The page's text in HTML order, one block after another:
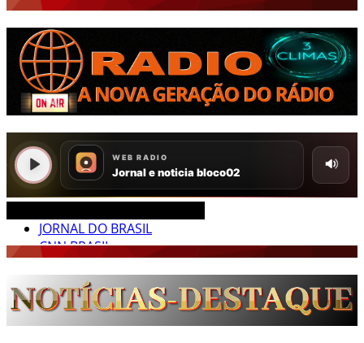
JORNAL DO BRASIL
CNN BRASIL
CBN GLOBO
RÁDIO AGÊNCIA
NOTÍCIAS AO MINUTO
ACONTECEU...VIROU MANCHETE!